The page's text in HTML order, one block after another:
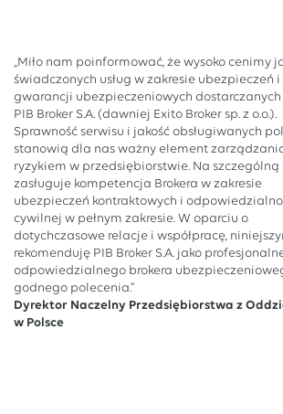
„Miło nam poinformować, że wysoko cenimy
świadczonych usług w zakresie ubezpieczeń i
gwarancji ubezpieczeniowych dostarczanych
PIB Broker S.A. (dawniej Exito Broker sp. z o.o.).
Sprawność serwisu i jakość obsługiwanych
stanowią dla nas ważny element
ryzykiem w przedsiębiorstwie. Na
zasługuje kompetencja Brokera w zakresie
ubezpieczeń kontraktowych i
cywilnej w pełnym zakresie. W oparciu o
dotychczasowe relacje i współpracę,
rekomenduję PIB Broker S.A. jako
odpowiedzialnego brokera
godnego polecenia.”
Dyrektor Naczelny Przedsiębiorstwa z
w Polsce